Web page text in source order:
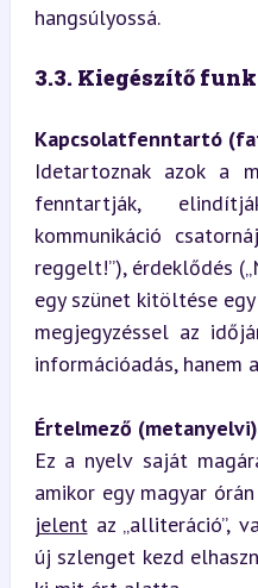
hangsúlyossá.
3.3. Kiegészítő
Kapcsolatfenntartó
Idetartoznak azok a
fenntartják,
kommunikáció
reggelt!”), érdeklődés
egy szünet kitöltése
megjegyzéssel az
információadás, hanem
Értelmező
Ez a nyelv saját
amikor egy magyar
jelent az „alliteráció”,
új szlenget kezd